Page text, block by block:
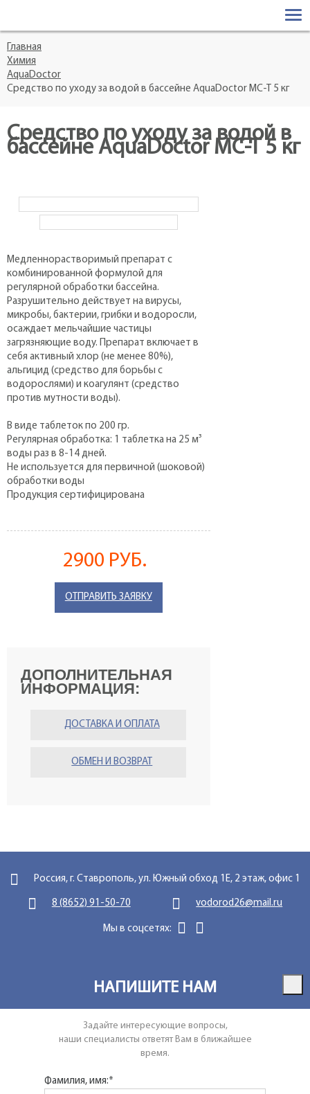
О компании
Новости
БАССЕЙНЫ
Сборно-разборные
Бетонные бассейны
ПАВИЛЬОНЫ
Chemoform
AquaDoctor
ПРОЕКТЫ
Видео
КОНТАКТЫ
Главная
Химия
AquaDoctor
Средство по уходу за водой в бассейне AquaDoctor MC-T 5 кг
Средство по уходу за водой в
бассейне AquaDoctor MC-T 5 кг
Медленнорастворимый препарат c
комбинированной формулой для
регулярной обработки бассейна.
Разрушительно действует на вирусы,
микробы, бактерии, грибки и водоросли,
осаждает мельчайшие частицы
загрязняющие воду. Препарат включает в
себя активный хлор (не менее 80%),
альгицид (средство для борьбы с
водорослями) и коагулянт (средство
против мутности воды).
В виде таблеток по 200 гр.
Регулярная обработка: 1 таблетка на 25 м³
воды раз в 8-14 дней.
Не используется для первичной (шоковой)
обработки воды
Продукция сертифицирована
2900 РУБ.
ОТПРАВИТЬ ЗАЯВКУ
ДОПОЛНИТЕЛЬНАЯ
ИНФОРМАЦИЯ:
ДОСТАВКА И ОПЛАТА
ОБМЕН И ВОЗВРАТ
Россия, г. Ставрополь, ул. Южный обход 1Е, 2 этаж, офис 1
8 (8652) 91-50-70 vodorod26@mail.ru
Мы в соцсетях:
НАПИШИТЕ НАМ
Задайте интересующие вопросы,
наши специалисты ответят Вам в ближайшее
время.
Фамилия, имя:*